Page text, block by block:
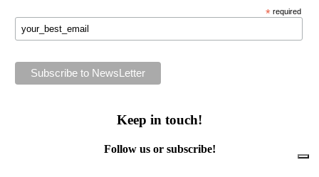
* required
Keep in touch!
Follow us or subscribe!